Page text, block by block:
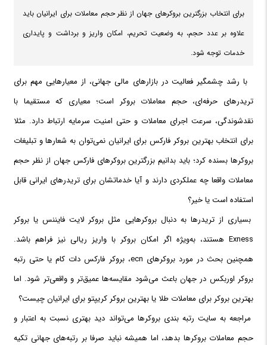
برای انتخاب بزرگترین بروکرهای جهان از نظر حجم معاملات برای ایرانیان باید
علاوه بر عدد حجم، به وضعیت تحریم، امکان واریز و برداشت و پایداری
خدمات توجه شود.
با رشد چشمگیر فعالیت در بازارهای مالی جهانی، از معیارهایی مهم برای
تریدرهای حرفه‌ای، حجم معاملات بروکر است؛ معیاری که مستقیما با
نقدشوندگی، سرعت اجرای معاملات و حتی امنیت سرمایه ارتباط دارد. مثلا
برای انتخاب بهترین بروکر فارکس برای ایرانیان نمی‌توان به شعارها و تبلیغات
بروکرها بسنده کرد؛ باید بدانیم بزرگترین بروکرهای فارکس جهان از نظر حجم
معاملات واقعا چه عملکردی دارند و آیا خدماتشان برای تریدرهای ایرانی قابل
استفاده است یا خیر؟
بسیاری از تریدرها به دنبال بروکرهایی مثل بروکر لایت فایننس یا بروکر
Exness هستند، به‌ویژه اگر امکان بروکر با واریز ریالی نیز فراهم باشد.
همچنین بحث در مورد بروکرهای ecn، بروکر فارکس دات کام یا حتی رتبه
بروکر اوربکس در جهان باعث می‌شود مقایسه‌ها عمیق‌تر و واقعی‌تر شود. اما
بهترین بروکر برای معاملات طلا یا بهترین بروکر کریپتو برای ایرانیان چیست؟
مراجعه به سایت رتبه بندی بروکرها می‌تواند دید بهتری نسبت به اعتبار و
حجم معاملات بروکرها بدهد، اما همیشه نباید صرفا بر رتبه‌های جهانی تکیه